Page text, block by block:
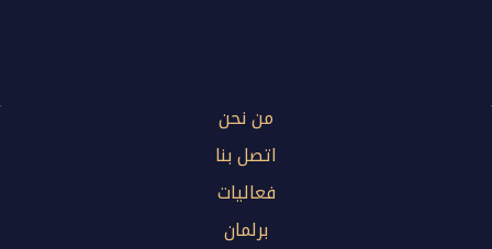
من نحن
اتصل بنا
فعاليات
برلمان